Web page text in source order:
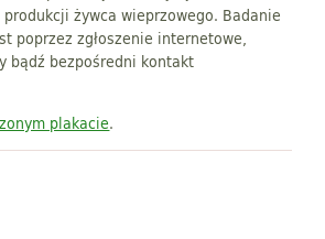
produkcji żywca wieprzowego. Badanie
poprzez zgłoszenie internetowe,
bądź bezpośredni kontakt
plakacie.